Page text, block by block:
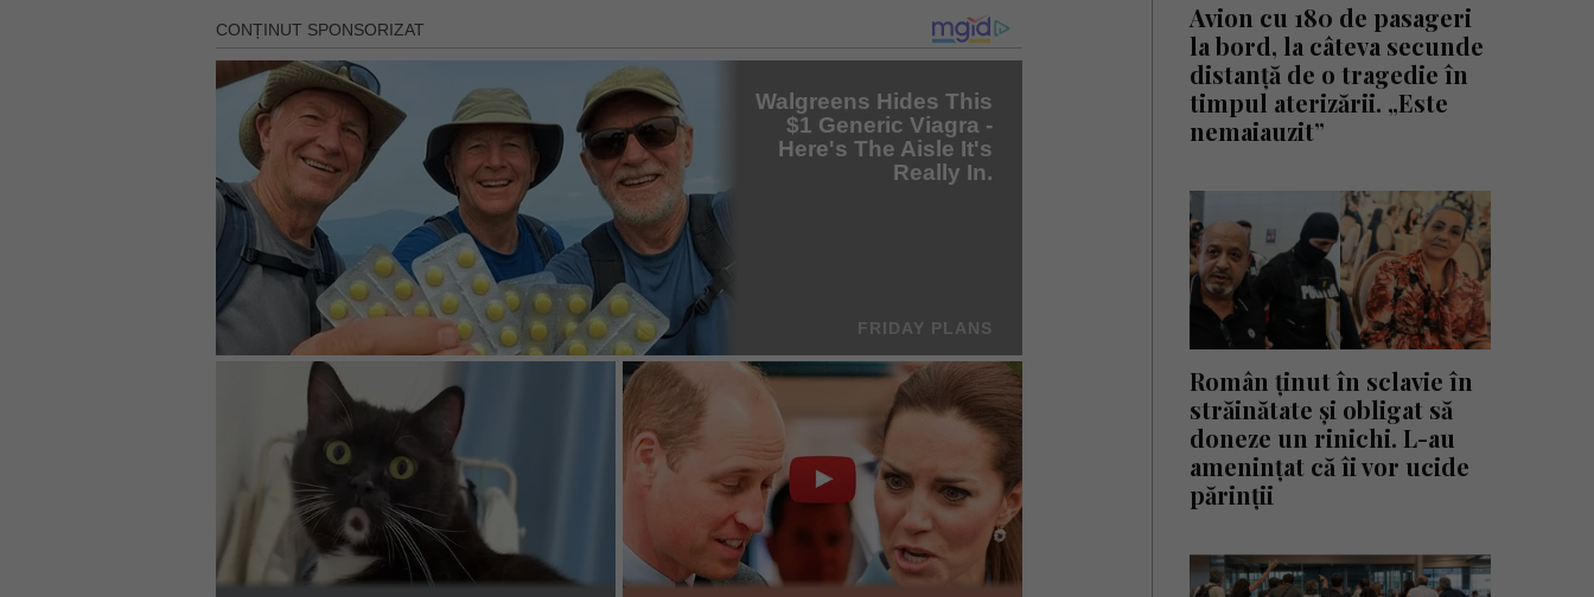
Avion cu 180 de pasageri
la bord, la câteva secunde
distanță de o tragedie în
timpul aterizării. „Este
nemaiauzit”
Român ținut în sclavie în
străinătate și obligat să
doneze un rinichi. L-au
amenințat că îi vor ucide
părinții